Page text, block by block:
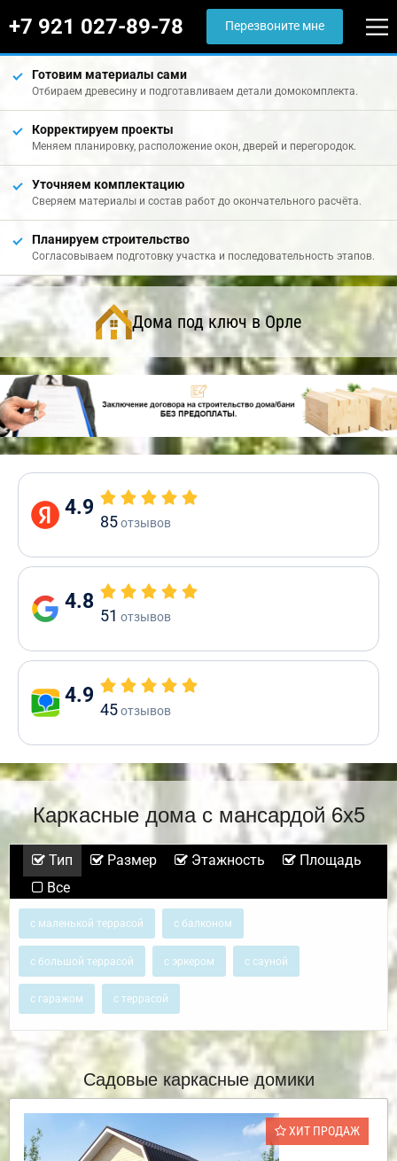
+7 921 027-89-78 Перезвоните мне
Готовим материалы сами
Отбираем древесину и подготавливаем детали домокомплекта.
Корректируем проекты
Меняем планировку, расположение окон, дверей и перегородок.
Уточняем комплектацию
Сверяем материалы и состав работ до окончательного расчёта.
Планируем строительство
Согласовываем подготовку участка и последовательность этапов.
Дома под ключ в Орле
4.9
85отзывов
4.8
51 отзывов
4.9
45отзывов
Каркасные дома с мансардой 6х5
Тип Размер Этажность
Площадь
Все
с маленькой террасой с балконом
с большой террасой с эркером с сауной
с гаражом с террасой
Садовые каркасные домики
ХИТ ПРОДАЖ